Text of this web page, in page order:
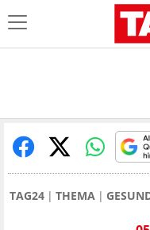
TAG24 THEMA